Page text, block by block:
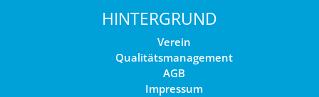
HINTERGRUND
Verein
Qualitätsmanagement
AGB
Impressum